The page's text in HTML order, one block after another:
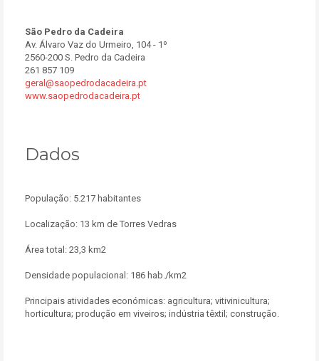
São Pedro da Cadeira
Av. Álvaro Vaz do Urmeiro, 104 - 1º
2560-200 S. Pedro da Cadeira
261 857 109
geral@saopedrodacadeira.pt
www.saopedrodacadeira.pt
Dados
População: 5.217 habitantes
Localização: 13 km de Torres Vedras
Área total: 23,3 km2
Densidade populacional: 186 hab./km2
Principais atividades económicas: agricultura; vitivinicultura;
horticultura; produção em viveiros; indústria têxtil; construção.